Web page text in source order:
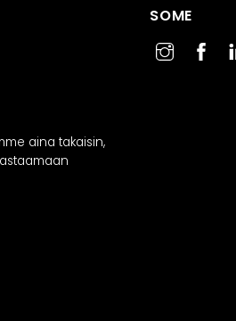
aina takaisin,
SOME